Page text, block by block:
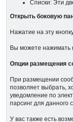
Списки: Эти
Открыть боковую
Нажатие на эту
Вы можете нажимать
Опции размещения
При размещении
позволяет выбрать,
уведомление по
парсинг для данного
У вас также есть